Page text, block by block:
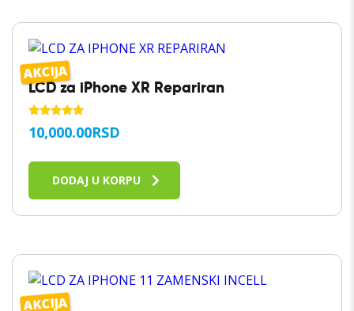
AKCIJA
LCD za iPhone XR Repariran
OCENJENO
SA
10,000.00RSD
DODAJ U KORPU
AKCIJA